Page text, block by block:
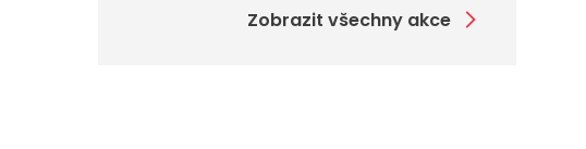
Zobrazit všechny akce